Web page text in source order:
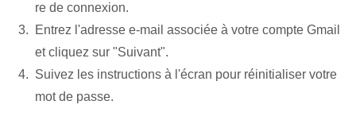
re de connexion.
Entrez l'adresse e-mail associée à votre compte Gmail
et cliquez sur "Suivant".
Suivez les instructions à l'écran pour réinitialiser votre
mot de passe.